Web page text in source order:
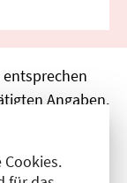
Cookies.
Angaben.
obliegt dem